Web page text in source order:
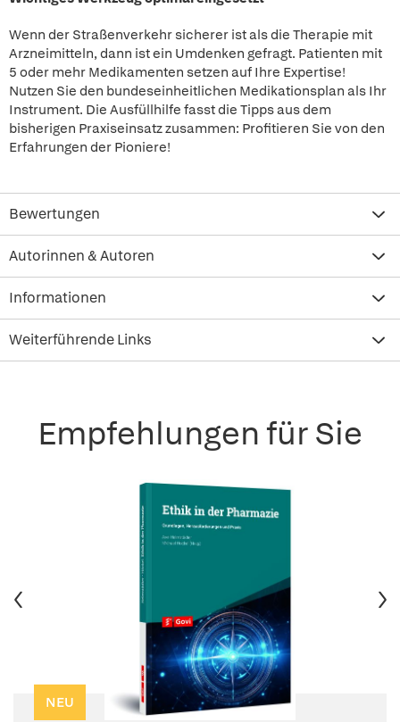
Wenn der Straßenverkehr sicherer ist als die Therapie mit
Arzneimitteln, dann ist ein Umdenken gefragt. Patienten mit
5 oder mehr Medikamenten setzen auf Ihre Expertise!
Nutzen Sie den bundeseinheitlichen Medikationsplan als Ihr
Instrument. Die Ausfüllhilfe fasst die Tipps aus dem
bisherigen Praxiseinsatz zusammen: Profitieren Sie von den
Erfahrungen der Pioniere!
Bewertungen
Autorinnen & Autoren
Informationen
Weiterführende Links
Empfehlungen für Sie
NEU